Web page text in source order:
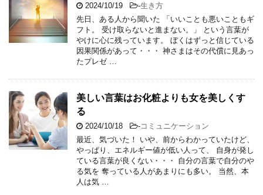
2024/10/19 -生き方
先日、ある人から聞いた 「いいことも悪いこともギ
フト。 受け取らないと進まない。」 という言葉が
やけに心に残っています。 ぼくはずっと信じている
因果関係があって・・・ 神さまはその代償に見あっ
たプレゼ …
美しい言葉はお化粧よりも女を美しくす
る
2024/10/18 -コミュニケーション
最近、気づいた！ いや、前からわかっていたけど、
やっぱり、エネルギー値が低い人って、 自身が発し
ている言葉が良くない・・・ 自分の言葉で自分のや
る気を 奪っている人があまりにも多い。 当然、本
人は気 …